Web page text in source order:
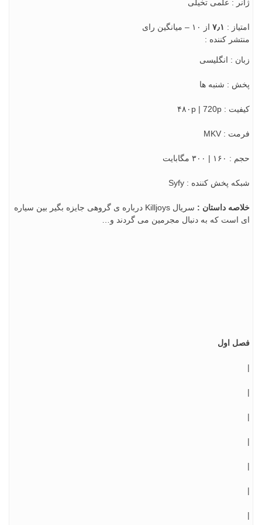
ژانر : علمی تخیلی
امتياز : ۷٫۱ از ۱۰ – میانگین رای
منتشر کننده :
زبان : انگلیسی
پخش : شنبه ها
کیفیت : ۴۸۰p | 720p
فرمت : MKV
حجم : ۱۶۰ | ۳۰۰ مگابایت
شبکه پخش کننده : Syfy
خلاصه داستان :
سریال Killjoys درباره ی گروهی جایزه بگیر بین سیاره
ای است که به دنبال مجرمین می گردند و…
فصل اول
|
|
|
|
|
|
|